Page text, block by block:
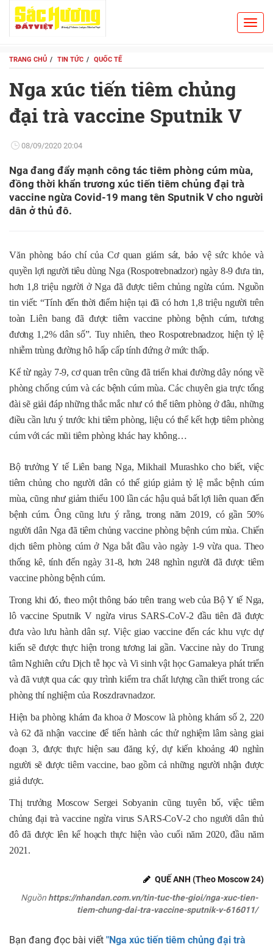
TRANG CHỦ TIN TỨC QUỐC TẾ
Nga xúc tiến tiêm chủng
đại trà vaccine Sputnik V
08/09/2020 20:04
Nga đang đẩy mạnh công tác tiêm phòng cúm mùa,
đồng thời khẩn trương xúc tiến tiêm chủng đại trà
vaccine ngừa Covid-19 mang tên Sputnik V cho người
dân ở thủ đô.
Văn phòng báo chí của Cơ quan giám sát, bảo vệ sức khỏe và
quyền lợi người tiêu dùng Nga (Rospotrebnadzor) ngày 8-9 đưa tin,
hơn 1,8 triệu người ở Nga đã được tiêm chủng ngừa cúm. Nguồn
tin viết: “Tính đến thời điểm hiện tại đã có hơn 1,8 triệu người trên
toàn Liên bang đã được tiêm vaccine phòng bệnh cúm, tương
đương 1,2% dân số”. Tuy nhiên, theo Rospotrebnadzor, hiện tỷ lệ
nhiễm trùng đường hô hấp cấp tính đứng ở mức thấp.
Kể từ ngày 7-9, cơ quan trên cũng đã triển khai đường dây nóng về
phòng chống cúm và các bệnh cúm mùa. Các chuyên gia trực tổng
đài sẽ giải đáp những thắc mắc như có thể tiêm phòng ở đâu, những
điều cần lưu ý trước khi tiêm phòng, liệu có thể kết hợp tiêm phòng
cúm với các mũi tiêm phòng khác hay không…
Bộ trưởng Y tế Liên bang Nga, Mikhail Murashko cho biết, việc
tiêm chủng cho người dân có thể giúp giảm tỷ lệ mắc bệnh cúm
mùa, cũng như giảm thiểu 100 lần các hậu quả bất lợi liên quan đến
bệnh cúm. Ông cũng lưu ý rằng, trong năm 2019, có gần 50%
người dân Nga đã tiêm chủng vaccine phòng bệnh cúm mùa. Chiến
dịch tiêm phòng cúm ở Nga bắt đầu vào ngày 1-9 vừa qua. Theo
thống kê, tính đến ngày 31-8, hơn 248 nghìn người đã được tiêm
vaccine phòng bệnh cúm.
Trong khi đó, theo một thông báo trên trang web của Bộ Y tế Nga,
lô vaccine Sputnik V ngừa virus SARS-CoV-2 đầu tiên đã được
đưa vào lưu hành dân sự. Việc giao vaccine đến các khu vực dự
kiến sẽ được thực hiện trong tương lai gần. Vaccine này do Trung
tâm Nghiên cứu Dịch tễ học và Vi sinh vật học Gamaleya phát triển
và đã vượt qua các quy trình kiểm tra chất lượng cần thiết trong các
phòng thí nghiệm của Roszdravnadzor.
Hiện ba phòng khám đa khoa ở Moscow là phòng khám số 2, 220
và 62 đã nhận vaccine để tiến hành các thử nghiệm lâm sàng giai
đoạn 3, được thực hiện sau đăng ký, dự kiến khoảng 40 nghìn
người sẽ được tiêm vaccine, bao gồm cả những người nhận được
giả dược.
Thị trưởng Moscow Sergei Sobyanin cũng tuyên bố, việc tiêm
chủng đại trà vaccine ngừa virus SARS-CoV-2 cho người dân thủ
đô đã được lên kế hoạch thực hiện vào cuối năm 2020, đầu năm
2021.
QUẾ ANH (Theo Moscow 24)
Nguồn https://nhandan.com.vn/tin-tuc-the-gioi/nga-xuc-tien-
tiem-chung-dai-tra-vaccine-sputnik-v-616011/
Bạn đang đọc bài viết "Nga xúc tiến tiêm chủng đại trà